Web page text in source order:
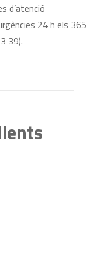
d’atenció
24 h els 365
39).